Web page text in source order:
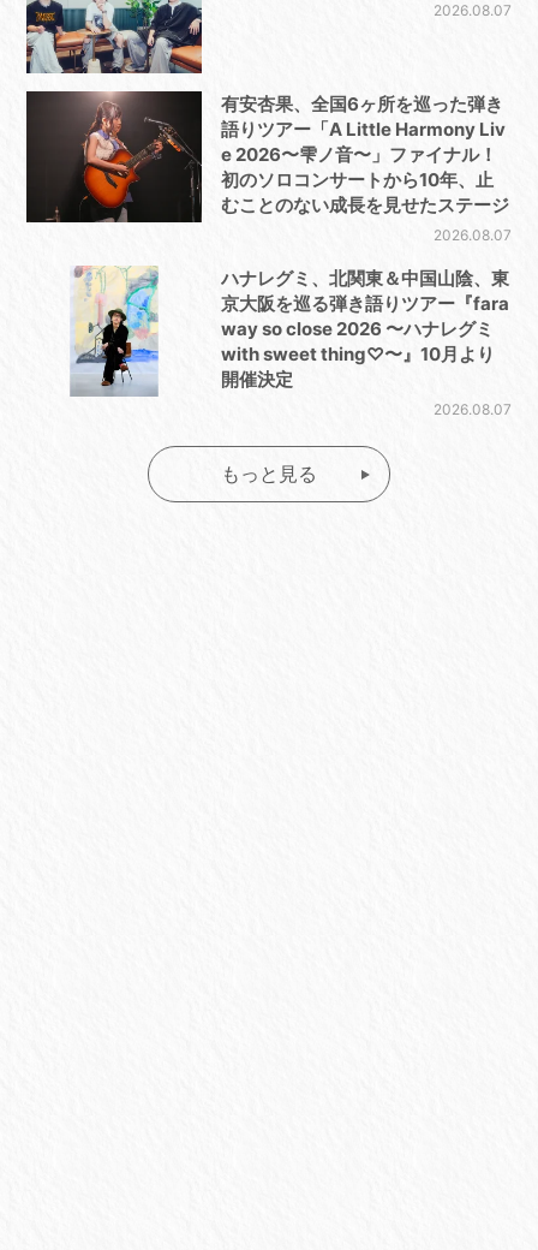
2026.08.07
有安杏果、全国6ヶ所を巡った弾き
語りツアー「A Little Harmony Liv
e 2026〜雫ノ音〜」ファイナル！
初のソロコンサートから10年、止
むことのない成長を見せたステージ
2026.08.07
ハナレグミ、北関東＆中国山陰、東
京大阪を巡る弾き語りツアー『fara
way so close 2026 〜ハナレグミ
with sweet thing♡〜』10月より
開催決定
2026.08.07
もっと見る